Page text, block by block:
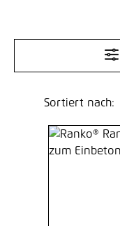
Sortiert nach: